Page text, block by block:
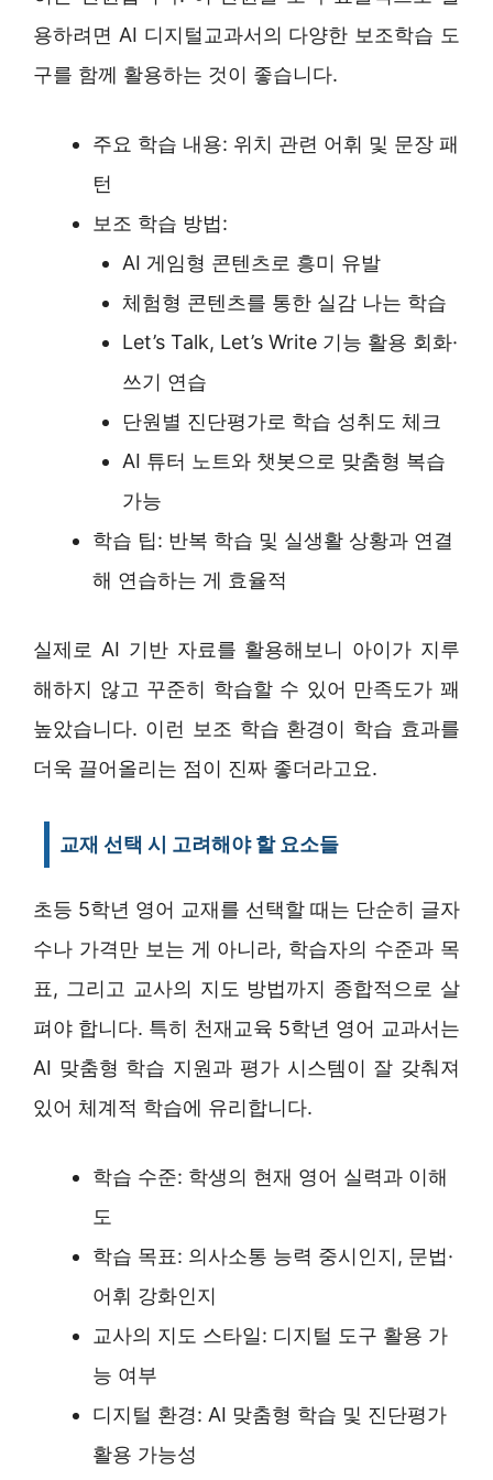
용하려면 AI 디지털교과서의 다양한 보조학습 도
구를 함께 활용하는 것이 좋습니다.
주요 학습 내용: 위치 관련 어휘 및 문장 패
턴
보조 학습 방법:
AI 게임형 콘텐츠로 흥미 유발
체험형 콘텐츠를 통한 실감 나는 학습
Let’s Talk, Let’s Write 기능 활용 회화·
쓰기 연습
단원별 진단평가로 학습 성취도 체크
AI 튜터 노트와 챗봇으로 맞춤형 복습
가능
학습 팁: 반복 학습 및 실생활 상황과 연결
해 연습하는 게 효율적
실제로 AI 기반 자료를 활용해보니 아이가 지루
해하지 않고 꾸준히 학습할 수 있어 만족도가 꽤
높았습니다. 이런 보조 학습 환경이 학습 효과를
더욱 끌어올리는 점이 진짜 좋더라고요.
교재 선택 시 고려해야 할 요소들
초등 5학년 영어 교재를 선택할 때는 단순히 글자
수나 가격만 보는 게 아니라, 학습자의 수준과 목
표, 그리고 교사의 지도 방법까지 종합적으로 살
펴야 합니다. 특히 천재교육 5학년 영어 교과서는
AI 맞춤형 학습 지원과 평가 시스템이 잘 갖춰져
있어 체계적 학습에 유리합니다.
학습 수준: 학생의 현재 영어 실력과 이해
도
학습 목표: 의사소통 능력 중시인지, 문법·
어휘 강화인지
교사의 지도 스타일: 디지털 도구 활용 가
능 여부
디지털 환경: AI 맞춤형 학습 및 진단평가
활용 가능성